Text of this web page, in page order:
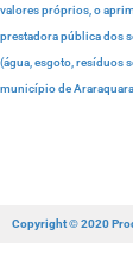
valores próprios, o
prestadora pública dos
(água, esgoto, resíduos
município de
Copyright © 2020